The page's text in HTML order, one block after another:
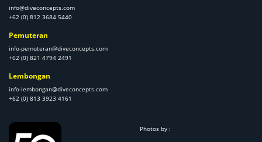
info@diveconcepts.com
+62 (0) 812 3684 5440
Pemuteran
info-pemuteran@diveconcepts.com
+62 (0) 821 4794 2491
Lembongan
info-lembongan@diveconcepts.com
+62 (0) 813 3923 4161
Photos by :